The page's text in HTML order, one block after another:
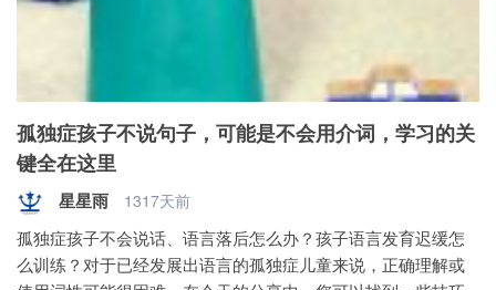
孤独症孩子不说句子，可能是不会用介词，学习的关
键全在这里
星星雨 1317天前
孤独症孩子不会说话、语言落后怎么办？孩子语言发育迟缓怎
么训练？对于已经发展出语言的孤独症儿童来说，正确理解或